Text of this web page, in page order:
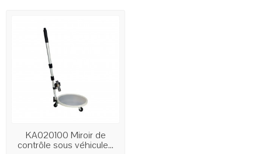
KA020100 Miroir de
contrôle sous véhicule...